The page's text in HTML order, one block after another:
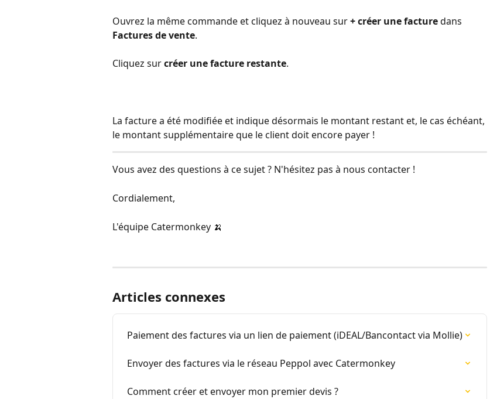
Ouvrez la même commande et cliquez à nouveau sur + créer une facture dans
Factures de vente.
Cliquez sur créer une facture restante.
La facture a été modifiée et indique désormais le montant restant et, le cas échéant,
le montant supplémentaire que le client doit encore payer !
Vous avez des questions à ce sujet ? N'hésitez pas à nous contacter !
Cordialement,
L'équipe Catermonkey 🍌
Articles connexes
Paiement des factures via un lien de paiement (iDEAL/Bancontact via Mollie)
Envoyer des factures via le réseau Peppol avec Catermonkey
Comment créer et envoyer mon premier devis ?